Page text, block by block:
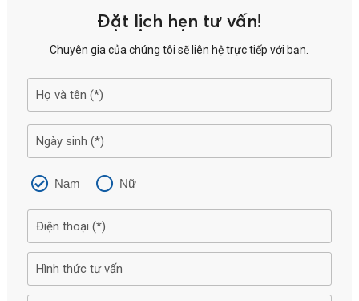
Đặt lịch hẹn tư vấn!
Chuyên gia của chúng tôi sẽ liên hệ trực tiếp với bạn.
Nam Nữ